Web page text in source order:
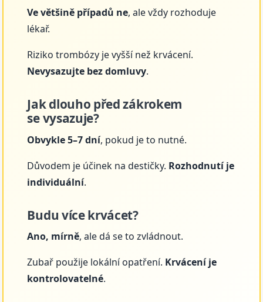
Ve většině případů ne, ale vždy rozhoduje
lékař.
Riziko trombózy je vyšší než krvácení.
Nevysazujte bez domluvy.
Jak dlouho před zákrokem
se vysazuje?
Obvykle 5–7 dní, pokud je to nutné.
Důvodem je účinek na destičky. Rozhodnutí je
individuální.
Budu více krvácet?
Ano, mírně, ale dá se to zvládnout.
Zubař použije lokální opatření. Krvácení je
kontrolovatelné.